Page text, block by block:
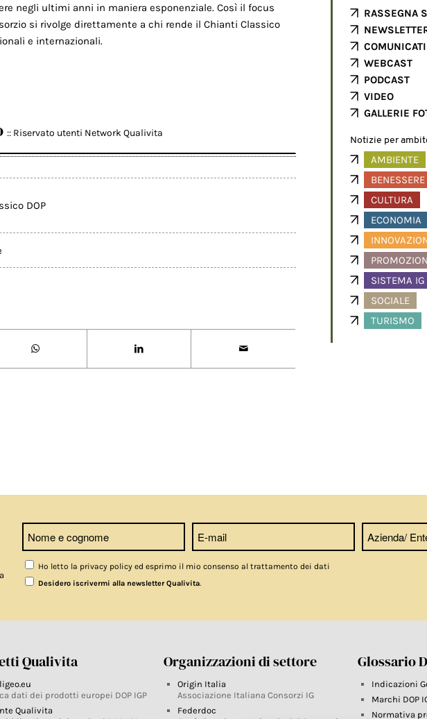
negli ultimi anni in maniera esponenziale. Così il focus
si rivolge direttamente a chi rende il Chianti Classico
e internazionali.
:: Riservato utenti Network Qualivita
DOP
RASSEGNA
WEBCAST
PODCAST
VIDEO
GALLERIE
Notizie per
AMBIENTE
BENESSERE
CULTURA
ECONOMIA
SISTEMA IG
SOCIALE
TURISMO
Ho letto la privacy policy ed esprimo il mio consenso al trattamento dei dati
Desidero iscrivermi alla newsletter Qualivita.
Qualivita
dati dei prodotti europei DOP IGP
Qualivita
Organizzazioni di settore
Origin Italia
Associazione Italiana Consorzi IG
Federdoc
Glossario
Indicazioni
Marchi DOP
Normativa